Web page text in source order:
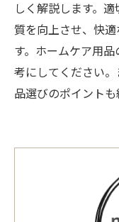
しく解説します。
質を向上させ、快
す。ホームケア用
考にしてください
品選びのポイントも